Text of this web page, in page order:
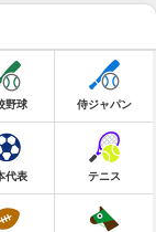
野球 侍ジャパン
代表 テニス